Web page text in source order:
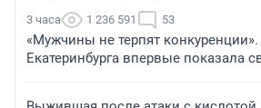
3 часа 1 236 591 53
«Мужчины не терпят
Екатеринбурга впервые показала